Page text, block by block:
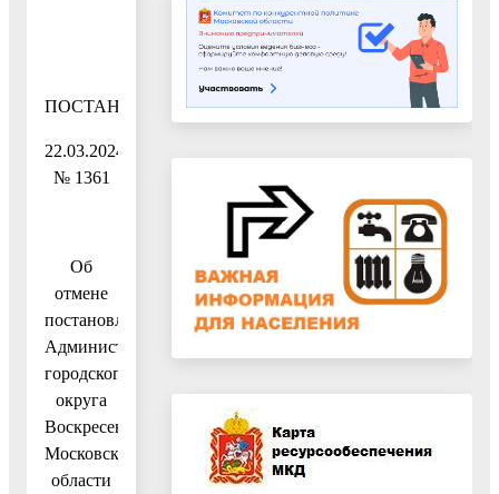
ПОСТАНОВЛЕНИЕ
22.03.2024
№ 1361
Об
отмене
постановления
Администрации
городского
округа
Воскресенск
Московской
области